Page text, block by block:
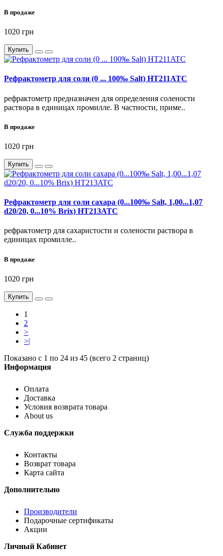
В продаже
1020 грн
Купить
Рефрактометр для соли (0 ... 100‰ Salt) HT211ATC
рефрактометр предназначен для определения солености
раствора в единицах промилле. В частности, приме..
В продаже
1020 грн
Купить
Рефрактометр для соли сахара (0...100‰ Salt, 1,00...1,07
d20/20, 0...10% Brix) HT213ATC
рефрактометр для сахаристости и солености раствора в
единицах промилле..
В продаже
1020 грн
Купить
1
2
>
>|
Показано с 1 по 24 из 45 (всего 2 страниц)
Информация
Оплата
Доставка
Условия возврата товара
About us
Служба поддержки
Контакты
Возврат товара
Карта сайта
Дополнительно
Производители
Подарочные сертификаты
Акции
Личный Кабинет